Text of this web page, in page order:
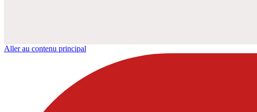
Aller au contenu principal